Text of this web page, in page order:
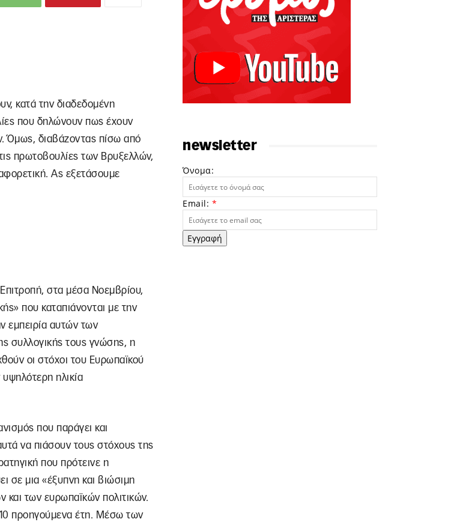
κατά την διαδεδομένη
που δηλώνουν πως έχουν
Όμως, διαβάζοντας πίσω από
πρωτοβουλίες των Βρυξελλών,
Ας εξετάσουμε
στα μέσα Νοεμβρίου,
που καταπιάνονται με την
εμπειρία αυτών των
συλλογικής τους γνώσης, η
οι στόχοι του Ευρωπαϊκού
ηλικία
που παράγει και
να πιάσουν τους στόχους της
που πρότεινε η
σε μια «έξυπνη και βιώσιμη
και των ευρωπαϊκών πολιτικών.
10 προηγούμενα έτη. Μέσω των
newsletter
Όνομα:
Email: *
Εγγραφή